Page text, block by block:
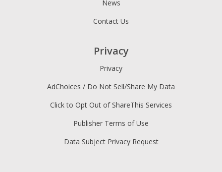
News
Contact Us
Privacy
Privacy
AdChoices / Do Not Sell/Share My Data
Click to Opt Out of ShareThis Services
Publisher Terms of Use
Data Subject Privacy Request